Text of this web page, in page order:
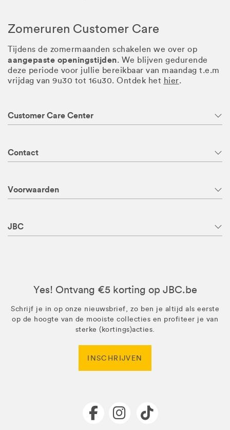
Zomeruren Customer Care
Tijdens de zomermaanden schakelen we over op
aangepaste openingstijden. We blijven gedurende
deze periode voor jullie bereikbaar van maandag t.e.m
vrijdag van 9u30 tot 16u30. Ontdek het hier.
Customer Care Center
Contact
Voorwaarden
JBC
Yes! Ontvang €5 korting op JBC.be
Schrijf je in op onze nieuwsbrief, zo ben je altijd als eerste
op de hoogte van de mooiste collecties en profiteer je van
sterke (kortings)acties.
INSCHRIJVEN